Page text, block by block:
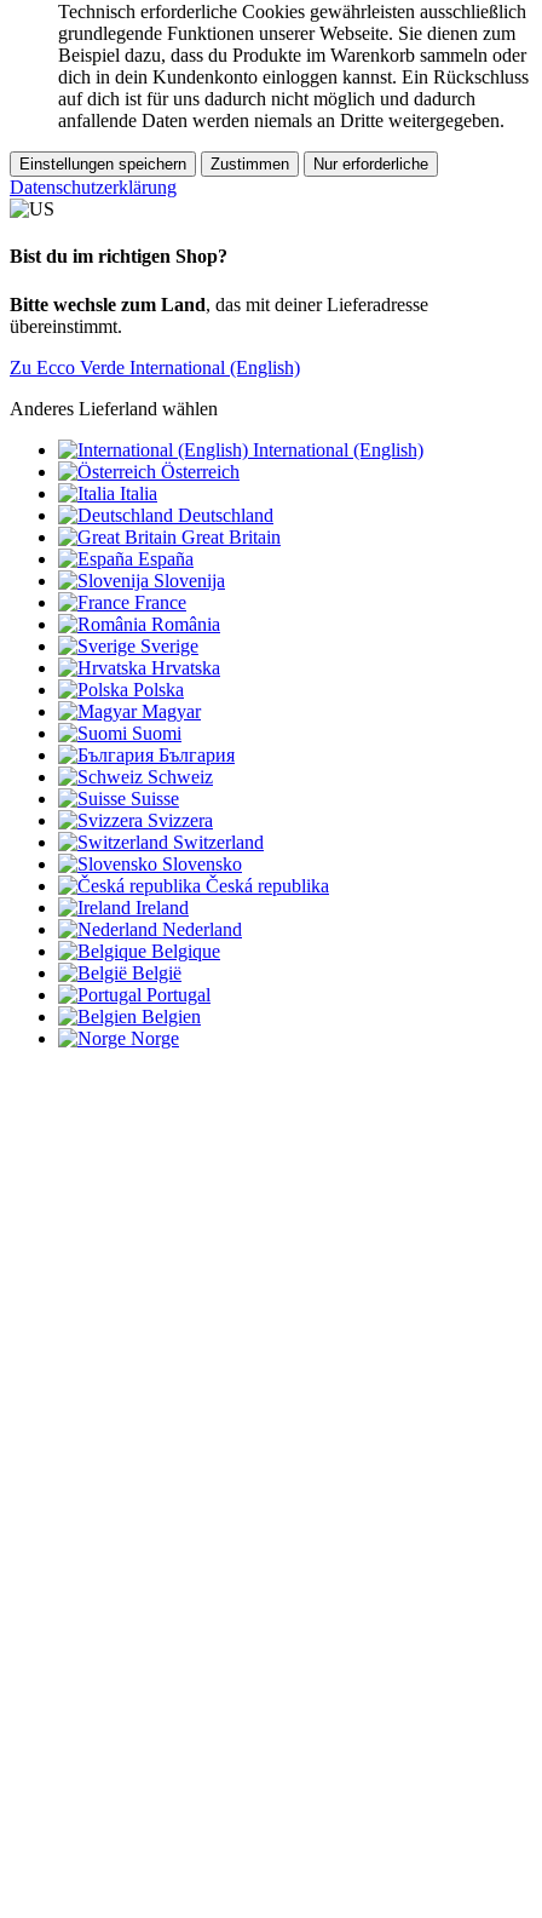
Technisch erforderliche Cookies gewährleisten ausschließlich
grundlegende Funktionen unserer Webseite. Sie dienen zum
Beispiel dazu, dass du Produkte im Warenkorb sammeln oder
dich in dein Kundenkonto einloggen kannst. Ein Rückschluss
auf dich ist für uns dadurch nicht möglich und dadurch
anfallende Daten werden niemals an Dritte weitergegeben.
Einstellungen speichern Zustimmen Nur erforderliche
Datenschutzerklärung
Bist du im richtigen Shop?
Bitte wechsle zum Land, das mit deiner Lieferadresse
übereinstimmt.
Zu Ecco Verde International (English)
Anderes Lieferland wählen
International (English)
Österreich
Italia
Deutschland
Great Britain
España
Slovenija
France
România
Sverige
Hrvatska
Polska
Magyar
Suomi
България
Schweiz
Suisse
Svizzera
Switzerland
Slovensko
Česká republika
Ireland
Nederland
Belgique
België
Portugal
Belgien
Norge